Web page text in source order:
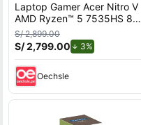
Laptop Gamer Acer Nitro V
AMD Ryzen™ 5 7535HS 8GB
RAM 512GB SSD 15.6"" RTX
3050.
S/ 2,899.00
S/ 2,799.00 3%
Oechsle